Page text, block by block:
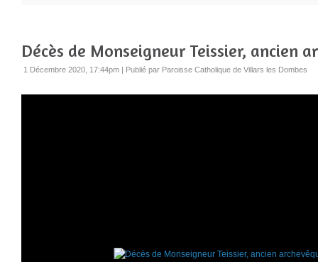
Décès de Monseigneur Teissier, ancien
1 Décembre 2020, 17:44pm | Publié par Paroisse Catholique de Villars les Dombes